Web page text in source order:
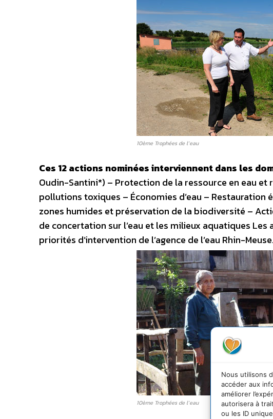
Nous utilisons
accéder aux
améliorer
autorisera à
ou les ID
10ème Trophées de l’eau
Ces 12 actions nominées interviennent dans les
Oudin-Santini*) – Protection de la ressource en eau
pollutions toxiques – Économies d’eau –
zones humides et préservation de la biodiversité –
de concertation sur l’eau et les milieux aquatiques
priorités d’intervention de l’agence de l’eau Rhin-Meuse.
10ème Trophées de l’eau